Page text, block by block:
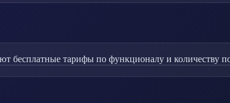
бесплатные тарифы по функционалу и количеству